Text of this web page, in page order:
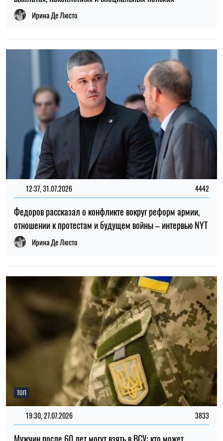
12:37, 31.07.2026
Федоров рассказал о конфликте вокруг реформ армии,
отношении к протестам и будущем войны – интервью NYT
Ирина Де Люсто
ТОП
19:30, 27.07.2026
Мужчин после 60 лет могут взять в ВСУ: кто может
попасть в армию
Николай Потика